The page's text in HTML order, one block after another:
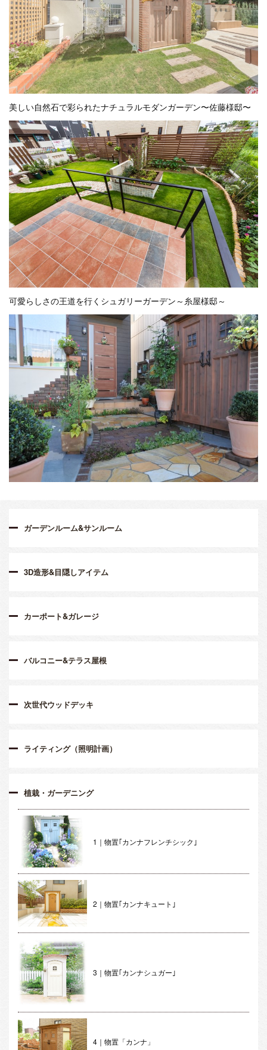
美しい自然石で彩られたナチュラルモダンガーデン〜佐藤様邸〜
可愛らしさの王道を行くシュガリーガーデン～糸屋様邸～
ガーデンルーム&サンルーム
3D造形&目隠しアイテム
カーポート&ガレージ
バルコニー&テラス屋根
次世代ウッドデッキ
ライティング（照明計画）
植栽・ガーデニング
1｜物置｢カンナフレンチシック｣
2｜物置｢カンナキュート｣
3｜物置｢カンナシュガー｣
4｜物置「カンナ」